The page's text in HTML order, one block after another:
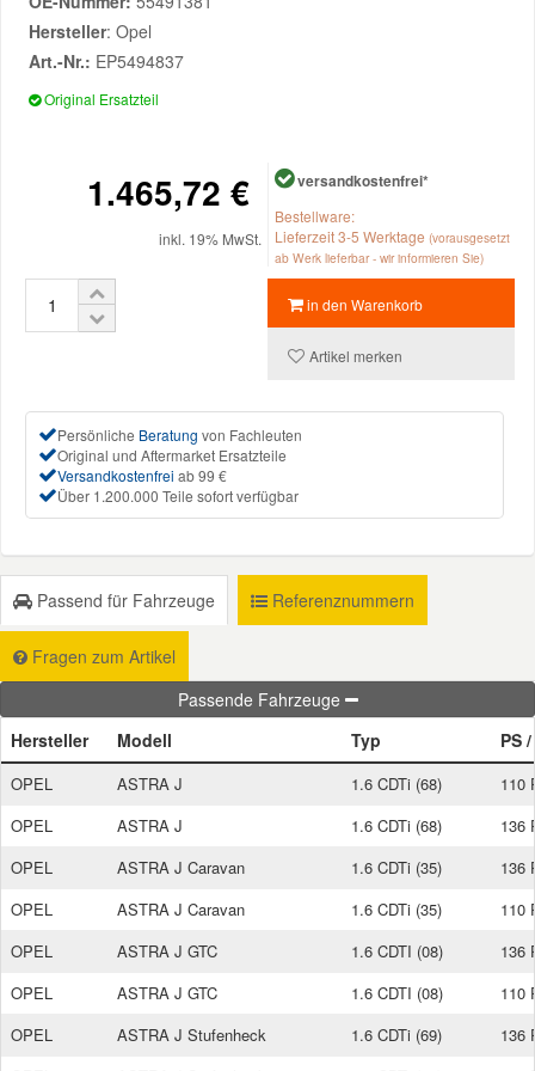
Hersteller: Opel
Art.-Nr.: EP5494837
Original Ersatzteil
1.465,72 €
inkl. 19% MwSt.
versandkostenfrei*
Bestellware:
Lieferzeit 3-5 Werktage (vorausgesetzt
ab Werk lieferbar - wir informieren Sie)
in den Warenkorb
Artikel merken
Persönliche Beratung von Fachleuten
Original und Aftermarket Ersatzteile
Versandkostenfrei ab 99 €
Über 1.200.000 Teile sofort verfügbar
Passend für Fahrzeuge Referenznummern
Fragen zum Artikel
Passende Fahrzeuge
Hersteller
Modell Typ PS
OPEL ASTRA J 1.6 CDTi (68)
110
OPEL
ASTRA J 1.6 CDTi (68)
136
OPEL
ASTRA J Caravan 1.6 CDTi (35)
136
OPEL
ASTRA J Caravan 1.6 CDTi (35)
110
OPEL
ASTRA J GTC 1.6 CDTI (08)
136
OPEL
ASTRA J GTC 1.6 CDTI (08)
110
OPEL
ASTRA J Stufenheck 1.6 CDTi (69)
136
Mazda Ersatzteile
Mini Ersatzteile
Nissan Ersatzteile
Seat Ersatzteile
Smart Ersatzteile
Suzuki Ersatzteile
Toyota Ersatzteile
Volvo Ersatzteile